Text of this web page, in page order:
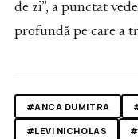
de zi”, a punctat
profundă pe care a
#ANCA DUMITRA
#LEVI NICHOLAS